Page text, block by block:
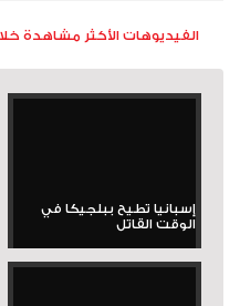
الفيديوهات الأكثر مشاهدة
إسبانيا تطيح ببلجيكا في
الوقت القاتل